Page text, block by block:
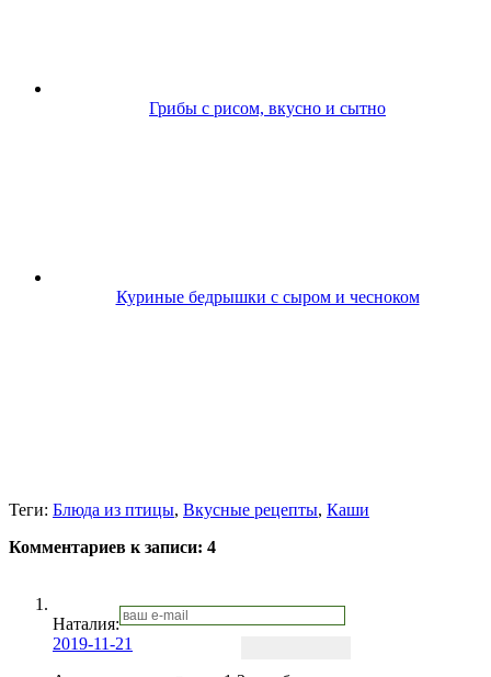
Грибы с рисом, вкусно и сытно
Куриные бедрышки с сыром и чесноком
Теги: Блюда из птицы, Вкусные рецепты, Каши
Комментариев к записи: 4
Наталия:
2019-11-21